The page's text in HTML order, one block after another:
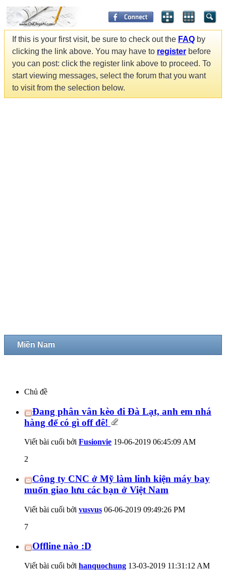
If this is your first visit, be sure to check out the FAQ by
clicking the link above. You may have to register before
you can post: click the register link above to proceed. To
start viewing messages, select the forum that you want
to visit from the selection below.
Miền Nam
Chủ đề
Đang phân vân kèo đi Đà Lạt, anh em nhá
hàng để có gì off đê!
Viết bài cuối bởi Fusionvie 19-06-2019 06:45:09 AM
2
Công ty CNC ở Mỹ làm linh kiện máy bay
muốn giao lưu các bạn ở Việt Nam
Viết bài cuối bởi vusvus 06-06-2019 09:49:26 PM
7
Offline nào :D
Viết bài cuối bởi hanquochung 13-03-2019 11:31:12 AM